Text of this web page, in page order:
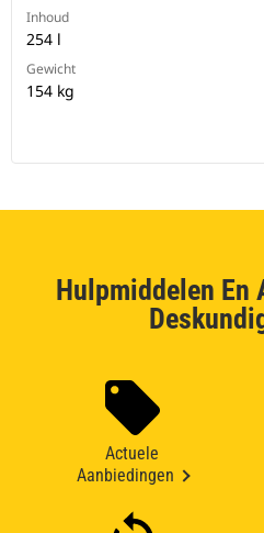
Inhoud
254 l
Gewicht
154 kg
Hulpmiddelen En
Actuele
Aanbiedingen